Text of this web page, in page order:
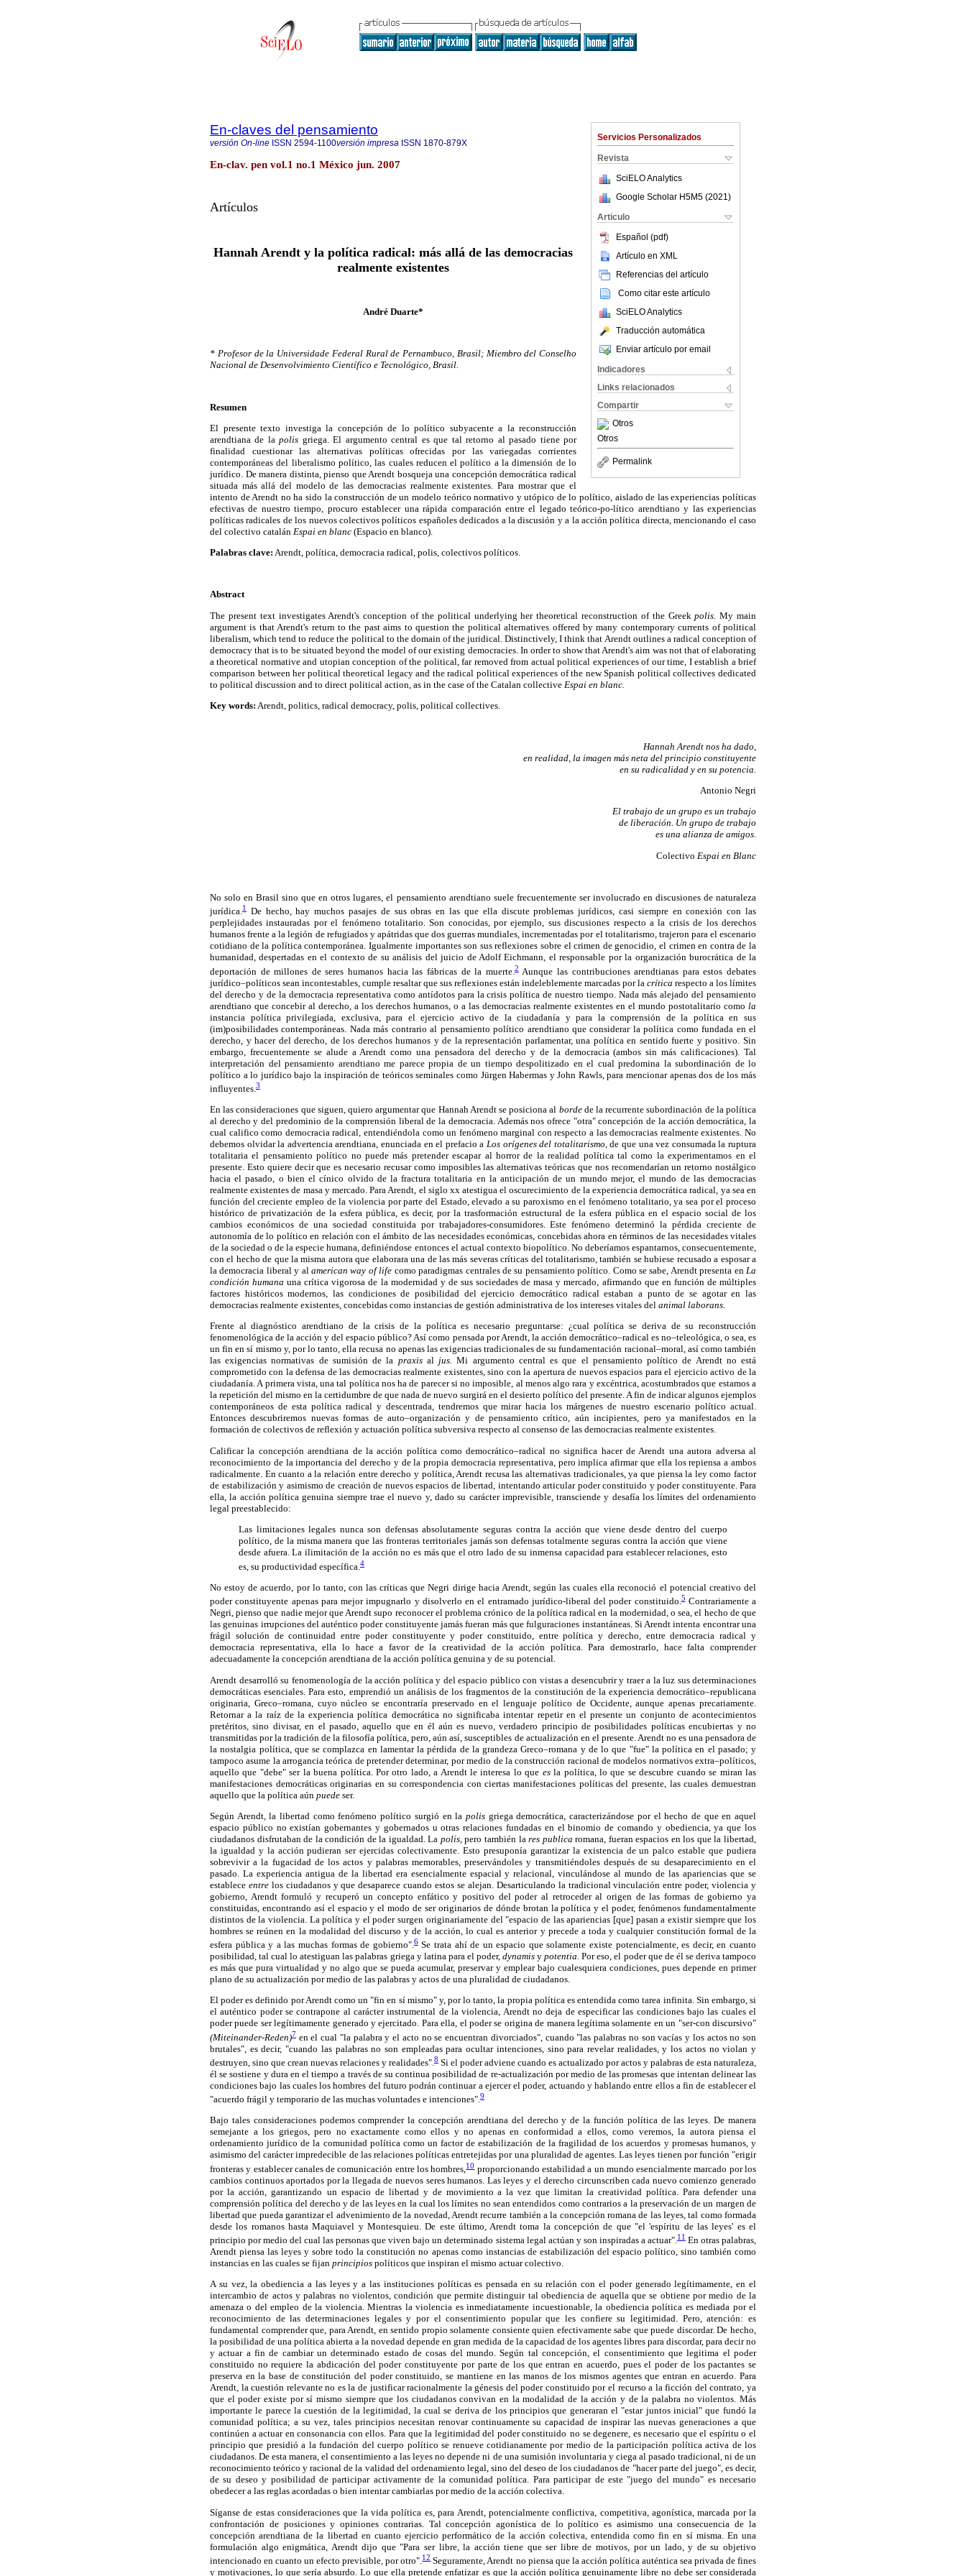
Servicios Personalizados
Revista
SciELO Analytics
Google Scholar H5M5 (2021 )
Articulo
Español (pdf)
Artículo en XML
Referencias del artículo
Como citar este artículo
SciELO Analytics
Traducción automática
Enviar artículo por email
Indicadores
Links relacionados
Compartir
Otros
Otros
Permalink
En-claves del pensamiento
versión On-line ISSN 2594-1100versión impresa ISSN 1870-879X
En-clav. pen vol.1 no.1 México jun. 2007
Artículos
Hannah Arendt y la política radical: más allá de las democracias
realmente existentes
André Duarte*
* Profesor de la Universidade Federal Rural de Pernambuco, Brasil; Miembro del Conselho
Nacional de Desenvolvimiento Científico e Tecnológico, Brasil.
Resumen
El presente texto investiga la concepción de lo político subyacente a la reconstrucción
arendtiana de lapolis griega. El argumento central es que tal retorno al pasado tiene por
finalidad cuestionar las alternativas políticas ofrecidas por las variegadas corrientes
contemporáneas del liberalismo político, las cuales reducen el político a la dimensión de lo
jurídico. De manera distinta, pienso que Arendt bosqueja una concepción democrática radical
situada más allá del modelo de las democracias realmente existentes. Para mostrar que el
intento de Arendt no ha sido la construcción de un modelo teórico normativo y utópico de lo político, aislado de las experiencias políticas
efectivas de nuestro tiempo, procuro establecer una rápida comparación entre el legado teórico-po-lítico arendtiano y las experiencias
políticas radicales de los nuevos colectivos políticos españoles dedicados a la discusión y a la acción política directa, mencionando el caso
del colectivo catalán Espai en blanc (Espacio en blanco).
Palabras clave: Arendt, política, democracia radical, polis, colectivos políticos.
Abstract
The present text investigates Arendt's conception of the political underlying her theoretical reconstruction of the Greekpolis. My main
argument is that Arendt's return to the past aims to question the political alternatives offered by many contemporary currents of political
liberalism, which tend to reduce the political to the domain of the juridical. Distinctively, I think that Arendt outlines a radical conception of
democracy that is to be situated beyond the model of our existing democracies. In order to show that Arendt's aim was not that of elaborating
a theoretical normative and utopian conception of the political, far removed from actual political experiences of our time, I establish a brief
comparison between her political theoretical legacy and the radical political experiences of the new Spanish political collectives dedicated
to political discussion and to direct political action, as in the case of the Catalan collective Espai en blanc.
Key words: Arendt, politics, radical democracy, polis, political collectives.
Hannah Arendt nos ha dado,
en realidad, la imagen más neta del principio constituyente
en su radicalidad y en su potencia.
Antonio Negri
El trabajo de un grupo es un trabajo
de liberación. Un grupo de trabajo
es una alianza de amigos.
Colectivo Espai en Blanc
No solo en Brasil sino que en otros lugares, el pensamiento arendtiano suele frecuentemente ser involucrado en discusiones de naturaleza
jurídica.1
De hecho, hay muchos pasajes de sus obras en las que ella discute problemas jurídicos, casi siempre en conexión con las
perplejidades instauradas por el fenómeno totalitario. Son conocidas, por ejemplo, sus discusiones respecto a la crisis de los derechos
humanos frente a la legión de refugiados y apátridas que dos guerras mundiales, incrementadas por el totalitarismo, trajeron para el escenario
cotidiano de la política contemporánea. Igualmente importantes son sus reflexiones sobre el crimen de genocidio, el crimen en contra de la
humanidad, despertadas en el contexto de su análisis del juicio de Adolf Eichmann, el responsable por la organización burocrática de la
deportación de millones de seres humanos hacia las fábricas de la muerte.2Aunque las contribuciones arendtianas para estos debates
jurídico–políticos sean incontestables, cumple resaltar que sus reflexiones están indeleblemente marcadas por la crítica respecto a los límites
del derecho y de la democracia representativa como antídotos para la crisis política de nuestro tiempo. Nada más alejado del pensamiento
arendtiano que concebir al derecho, a los derechos humanos, o a las democracias realmente existentes en el mundo postotalitario como la
instancia política privilegiada, exclusiva, para el ejercicio activo de la ciudadanía y para la comprensión de la política en sus
(im)posibilidades contemporáneas. Nada más contrario al pensamiento político arendtiano que considerar la política como fundada en el
derecho, y hacer del derecho, de los derechos humanos y de la representación parlamentar, una política en sentido fuerte y positivo. Sin
embargo, frecuentemente se alude a Arendt como una pensadora del derecho y de la democracia (ambos sin más calificaciones). Tal
interpretación del pensamiento arendtiano me parece propia de un tiempo despolitizado en el cual predomina la subordinación de lo
político a lo jurídico bajo la inspiración de teóricos seminales como Jürgen Habermas y John Rawls, para mencionar apenas dos de los más
influyentes.3
En las consideraciones que siguen, quiero argumentar que Hannah Arendt se posiciona al bordede la recurrente subordinación de la política
al derecho y del predominio de la comprensión liberal de la democracia. Además nos ofrece "otra" concepción de la acción democrática, la
cual califico como democracia radical, entendiéndola como un fenómeno marginal con respecto a las democracias realmente existentes. No
debemos olvidar la advertencia arendtiana, enunciada en el prefacio a Los orígenes del totalitarismo,de que una vez consumada la ruptura
totalitaria el pensamiento político no puede más pretenderescapar al horror de la realidad política tal como la experimentamos en el
presente. Esto quiere decir que es necesario recusar como imposibles las alternativas teóricas que nos recomendarían un retorno nostálgico
hacia el pasado, o bien el cínico olvido de la fractura totalitaria en la anticipación de un mundo mejor, el mundo de las democracias
realmente existentes de masa y mercado. Para Arendt, el siglo xx atestigua el oscurecimiento de la experiencia democrática radical, ya sea en
función del creciente empleo de la violencia por parte del Estado, elevado a su paroxismo en el fenómeno totalitario, ya sea por el proceso
histórico de privatización de la esfera pública, es decir, por la trasformación estructural de la esfera pública en el espacio social de los
cambios económicos de una sociedad constituida por trabajadores-consumidores. Este fenómeno determinó la pérdida creciente de
autonomía de lo político en relación con el ámbito de las necesidades económicas, concebidas ahora en términos de las necesidades vitales
de la sociedad o de la especie humana, definiéndose entonces el actual contexto biopolítico. No deberíamos espantarnos, consecuentemente,
con el hecho de que la misma autora que elaborara una de las más severas críticas del totalitarismo, también se hubiese recusado a esposar a
la democracia liberal y alamerican way of life como paradigmas centrales de su pensamiento político. Como se sabe, Arendt presenta enLa
condición humana una crítica vigorosa de la modernidad y de sus sociedades de masa y mercado, afirmando que en función de múltiples
factores históricos modernos, las condiciones de posibilidad del ejercicio democrático radical estaban a punto de se agotar en las
democracias realmente existentes, concebidas como instancias de gestión administrativa de los intereses vitales del animal laborans.
Frente al diagnóstico arendtiano de la crisis de la política es necesario preguntarse: ¿cual política se deriva de su reconstrucción
fenomenológica de la acción y del espacio público? Así como pensada por Arendt, la acción democrático–radical es no–teleológica, o sea, es
un fin en sí mismo y, por lo tanto, ella recusa no apenas las exigencias tradicionales de su fundamentación racional–moral, así como también
las exigencias normativas de sumisión de la praxisal jus. Mi argumento central es que el pensamiento político de Arendt no está
comprometido con la defensa de las democracias realmente existentes, sino con la apertura de nuevos espacios para el ejercicio activo de la
ciudadanía. A primera vista, una tal política nos ha de parecer si no imposible, al menos algo rara y excéntrica, acostumbrados que estamos a
la repetición del mismo en la certidumbre de que nada de nuevo surgirá en el desierto político del presente. A fin de indicar algunos ejemplos
contemporáneos de esta política radical y descentrada, tendremos que mirar hacia los márgenes de nuestro escenario político actual.
Entonces descubriremos nuevas formas de auto–organización y de pensamiento crítico, aún incipientes, pero ya manifestados en la
formación de colectivos de reflexión y actuación política subversiva respecto al consenso de las democracias realmente existentes.
Calificar la concepción arendtiana de la acción política como democrático–radical no significa hacer de Arendt una autora adversa al
reconocimiento de la importancia del derecho y de la propia democracia representativa, pero implica afirmar que ella los repiensa a ambos
radicalmente. En cuanto a la relación entre derecho y política, Arendt recusa las alternativas tradicionales, ya que piensa la ley como factor
de estabilización y asimismo de creación de nuevos espacios de libertad, intentando articular poder constituido y poder constituyente. Para
ella, la acción política genuina siempre trae el nuevo y, dado su carácter imprevisible, transciende y desafía los límites del ordenamiento
legal preestablecido:
Las limitaciones legales nunca son defensas absolutamente seguras contra la acción que viene desde dentro del cuerpo
político, de la misma manera que las fronteras territoriales jamás son defensas totalmente seguras contra la acción que viene
desde afuera. La ilimitación de la acción no es más que el otro lado de su inmensa capacidad para establecer relaciones, esto
es, su productividad específica. 4
No estoy de acuerdo, por lo tanto, con las críticas que Negri dirige hacia Arendt, según las cuales ella reconoció el potencial creativo del
poder constituyente apenas para mejor impugnarlo y disolverlo en el entramado jurídico-liberal del poder constituido.5Contrariamente a
Negri, pienso que nadie mejor que Arendt supo reconocer el problema crónico de la política radical en la modernidad, o sea, el hecho de que
las genuinas irrupciones del auténtico poder constituyente jamás fueran más que fulguraciones instantáneas. Si Arendt intenta encontrar una
frágil solución de continuidad entre poder constituyente y poder constituido, entre política y derecho, entre democracia radical y
democracia representativa, ella lo hace a favor de la creatividad de la acción política. Para demostrarlo, hace falta comprender
adecuadamente la concepción arendtiana de la acción política genuina y de su potencial.
Arendt desarrolló su fenomenología de la acción política y del espacio público con vistas a desencubrir y traer a la luz sus determinaciones
democráticas esenciales. Para esto, emprendió un análisis de los fragmentos de la constitución de la experiencia democrático–republicana
originaria, Greco–romana, cuyo núcleo se encontraría preservado en el lenguaje político de Occidente, aunque apenas precariamente.
Retornar a la raíz de la experiencia política democrática no significaba intentar repetir en el presente un conjunto de acontecimientos
pretéritos, sino divisar, en el pasado, aquello que en él aún es nuevo, verdadero principio de posibilidades políticas encubiertas y no
transmitidas por la tradición de la filosofía política, pero, aún así, susceptibles de actualización en el presente. Arendt no es una pensadora de
la nostalgia política, que se complazca en lamentar la pérdida de la grandeza Greco–romana y de lo que "fue" la política en el pasado; y
tampoco asume la arrogancia teórica de pretender determinar, por medio de la construcción racional de modelos normativos extra–políticos,
aquello que "debe" ser la buena política. Por otro lado, a Arendt le interesa lo que esla política, lo que se descubre cuando se miran las
manifestaciones democráticas originarias en su correspondencia con ciertas manifestaciones políticas del presente, las cuales demuestran
aquello que la política aún puede ser.
Según Arendt, la libertad como fenómeno político surgió en la polis griega democrática, caracterizándose por el hecho de que en aquel
espacio público no existían gobernantes y gobernados u otras relaciones fundadas en el binomio de comando y obediencia, ya que los
ciudadanos disfrutaban de la condición de la igualdad. La polis, pero también lares publica romana, fueran espacios en los que la libertad,
la igualdad y la acción pudieran ser ejercidas colectivamente. Esto presuponía garantizar la existencia de un palco estable que pudiera
sobrevivir a la fugacidad de los actos y palabras memorables, preservándoles y transmitiéndoles después de su desaparecimiento en el
pasado. La experiencia antigua de la libertad era esencialmente espacial y relacional, vinculándose al mundo de las apariencias que se
establece entrelos ciudadanos y que desaparece cuando estos se alejan. Desarticulando la tradicional vinculación entre poder, violencia y
gobierno, Arendt formuló y recuperó un concepto enfático y positivo del poder al retroceder al origen de las formas de gobierno ya
constituidas, encontrando así el espacio y el modo de ser originarios de dónde brotan la política y el poder, fenómenos fundamentalmente
distintos de la violencia. La política y el poder surgen originariamente del "espacio de las apariencias [que] pasan a existir siempre que los
hombres se reúnen en la modalidad del discurso y de la acción, lo cual es anterior y precede a toda y cualquier constitución formal de la
esfera pública y a las muchas formas de gobierno".6Se trata ahí de un espacio que solamente existe potencialmente, es decir, en cuanto
posibilidad, tal cual lo atestiguan las palabras griega y latina para el poder,dynamis ypotentia. Por eso, el poder que de él se deriva tampoco
es más que pura virtualidad y no algo que se pueda acumular, preservar y emplear bajo cualesquiera condiciones, pues depende en primer
plano de su actualización por medio de las palabras y actos de una pluralidad de ciudadanos.
El poder es definido por Arendt como un "fin en sí mismo" y, por lo tanto, la propia política es entendida como tarea infinita. Sin embargo, si
el auténtico poder se contrapone al carácter instrumental de la violencia, Arendt no deja de especificar las condiciones bajo las cuales el
poder puede ser legítimamente generado y ejercitado. Para ella, el poder se origina de manera legítima solamente en un "ser-con discursivo"
(Miteinander-Reden)7 en el cual "la palabra y el acto no se encuentran divorciados", cuando "las palabras no son vacías y los actos no son
brutales", es decir, "cuando las palabras no son empleadas para ocultar intenciones, sino para revelar realidades, y los actos no violan y
destruyen, sino que crean nuevas relaciones y realidades". 8 Si el poder adviene cuando es actualizado por actos y palabras de esta naturaleza,
él se sostiene y dura en el tiempo a través de su continua posibilidad de re-actualización por medio de las promesas que intentan delinear las
condiciones bajo las cuales los hombres del futuro podrán continuar a ejercer el poder, actuando y hablando entre ellos a fin de establecer el
"acuerdo frágil y temporario de las muchas voluntades e intenciones".9
Bajo tales consideraciones podemos comprender la concepción arendtiana del derecho y de la función política de las leyes. De manera
semejante a los griegos, pero no exactamente como ellos y no apenas en conformidad a ellos, como veremos, la autora piensa el
ordenamiento jurídico de la comunidad política como un factor de estabilización de la fragilidad de los acuerdos y promesas humanos, y
asimismo del carácter impredecible de las relaciones políticas entretejidas por una pluralidad de agentes. Las leyes tienen por función "erigir
fronteras y establecer canales de comunicación entre los hombres,10proporcionando estabilidad a un mundo esencialmente marcado por los
cambios continuos aportados por la llegada de nuevos seres humanos. Las leyes y el derecho circunscriben cada nuevo comienzo generado
por la acción, garantizando un espacio de libertad y de movimiento a la vez que limitan la creatividad política. Para defender una
comprensión política del derecho y de las leyes en la cual los límites no sean entendidos como contrarios a la preservación de un margen de
libertad que pueda garantizar el advenimiento de la novedad, Arendt recurre también a la concepción romana de las leyes, tal como formada
desde los romanos hasta Maquiavel y Montesquieu. De este último, Arendt toma la concepción de que "el 'espíritu de las leyes' es el
principio por medio del cual las personas que viven bajo un determinado sistema legal actúan y son inspiradas a actuar".11En otras palabras,
Arendt piensa las leyes y sobre todo la constitución no apenas como instancias de estabilización del espacio político, sino también como
instancias en las cuales se fijan principios políticos que inspiran el mismo actuar colectivo.
A su vez, la obediencia a las leyes y a las instituciones políticas es pensada en su relación con el poder generado legítimamente, en el
intercambio de actos y palabras no violentos, condición que permite distinguir tal obediencia de aquella que se obtiene por medio de la
amenaza o del empleo de la violencia. Mientras la violencia es inmediatamente incuestionable, la obediencia política es mediada por el
reconocimiento de las determinaciones legales y por el consentimiento popular que les confiere su legitimidad. Pero, atención: es
fundamental comprender que, para Arendt, en sentido propio solamente consiente quien efectivamente sabe que puede discordar. De hecho,
la posibilidad de una política abierta a la novedad depende en gran medida de la capacidad de los agentes libres para discordar, para decir no
y actuar a fin de cambiar un determinado estado de cosas del mundo. Según tal concepción, el consentimiento que legitima el poder
constituido no requiere la abdicación del poder constituyente por parte de los que entran en acuerdo, pues el poder de los pactantes se
preserva en la base de constitución del poder constituido, se mantiene en las manos de los mismos agentes que entran en acuerdo. Para
Arendt, la cuestión relevante no es la de justificar racionalmente la génesis del poder constituido por el recurso a la ficción del contrato, ya
que el poder existe por sí mismo siempre que los ciudadanos convivan en la modalidad de la acción y de la palabra no violentos. Más
importante le parece la cuestión de la legitimidad, la cual se deriva de los principios que generaran el "estar juntos inicial" que fundó la
comunidad política; a su vez, tales principios necesitan renovar continuamente su capacidad de inspirar las nuevas generaciones a que
continúen a actuar en consonancia con ellos. Para que la legitimidad del poder constituido no se degenere, es necesario que el espíritu o el
principio que presidió a la fundación del cuerpo político se renueve cotidianamente por medio de la participación política activa de los
ciudadanos. De esta manera, el consentimiento a las leyes no depende ni de una sumisión involuntaria y ciega al pasado tradicional, ni de un
reconocimiento teórico y racional de la validad del ordenamiento legal, sino del deseo de los ciudadanos de "hacer parte del juego", es decir,
de su deseo y posibilidad de participar activamente de la comunidad política. Para participar de este "juego del mundo" es necesario
obedecer a las reglas acordadas o bien intentar cambiarlas por medio de la acción colectiva.
Síganse de estas consideraciones que la vida política es, para Arendt, potencialmente conflictiva, competitiva, agonística, marcada por la
confrontación de posiciones y opiniones contrarias. Tal concepción agonística de lo político es asimismo una consecuencia de la
concepción arendtiana de la libertad en cuanto ejercicio performático de la acción colectiva, entendida como fin en sí misma. En una
formulación algo enigmática, Arendt dijo que "Para ser libre, la acción tiene que ser libre de motivos, por un lado, y de su objetivo
intencionado en cuanto un efecto previsible, por otro".12Seguramente, Arendt no piensa que la acción política auténtica sea privada de fines
y motivaciones, lo que sería absurdo. Lo que ella pretende enfatizar es que la acción política genuinamente libre no debe ser considerada